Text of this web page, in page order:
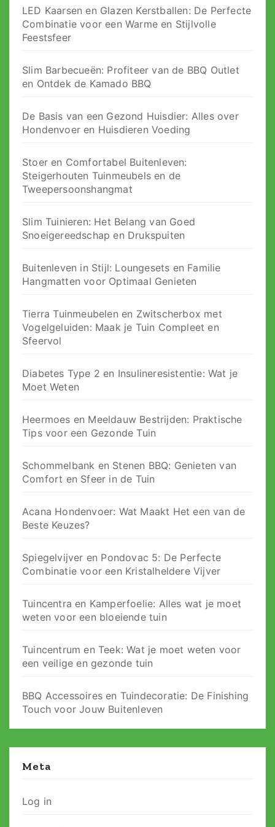
LED Kaarsen en Glazen Kerstballen: De Perfecte
Combinatie voor een Warme en Stijlvolle
Feestsfeer
Slim Barbecueën: Profiteer van de BBQ Outlet
en Ontdek de Kamado BBQ
De Basis van een Gezond Huisdier: Alles over
Hondenvoer en Huisdieren Voeding
Stoer en Comfortabel Buitenleven:
Steigerhouten Tuinmeubels en de
Tweepersoonshangmat
Slim Tuinieren: Het Belang van Goed
Snoeigereedschap en Drukspuiten
Buitenleven in Stijl: Loungesets en Familie
Hangmatten voor Optimaal Genieten
Tierra Tuinmeubelen en Zwitscherbox met
Vogelgeluiden: Maak je Tuin Compleet en
Sfeervol
Diabetes Type 2 en Insulineresistentie: Wat je
Moet Weten
Heermoes en Meeldauw Bestrijden: Praktische
Tips voor een Gezonde Tuin
Schommelbank en Stenen BBQ: Genieten van
Comfort en Sfeer in de Tuin
Acana Hondenvoer: Wat Maakt Het een van de
Beste Keuzes?
Spiegelvijver en Pondovac 5: De Perfecte
Combinatie voor een Kristalheldere Vijver
Tuincentra en Kamperfoelie: Alles wat je moet
weten voor een bloeiende tuin
Tuincentrum en Teek: Wat je moet weten voor
een veilige en gezonde tuin
BBQ Accessoires en Tuindecoratie: De Finishing
Touch voor Jouw Buitenleven
Meta
Log in